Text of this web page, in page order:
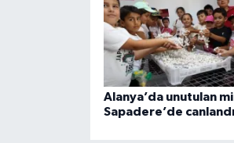
Alanya’da unutulan
Sapadere’de canlandı